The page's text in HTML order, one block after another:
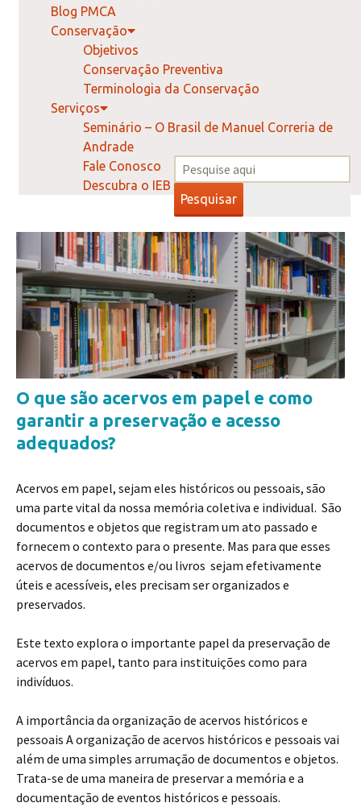
Blog PMCA
Conservação
Objetivos
Conservação Preventiva
Terminologia da Conservação
Serviços
Seminário – O Brasil de Manuel Correria de
Andrade
Fale Conosco
Descubra o IEB
Pesquisar
O que são acervos em papel e como
garantir a preservação e acesso
adequados?
Acervos em papel, sejam eles históricos ou pessoais, são
uma parte vital da nossa memória coletiva e individual. São
documentos e objetos que registram um ato passado e
fornecem o contexto para o presente. Mas para que esses
acervos de documentos e/ou livros sejam efetivamente
úteis e acessíveis, eles precisam ser organizados e
preservados.
Este texto explora o importante papel da preservação de
acervos em papel, tanto para instituições como para
indivíduos.
A importância da organização de acervos históricos e
pessoais A organização de acervos históricos e pessoais vai
além de uma simples arrumação de documentos e objetos.
Trata-se de uma maneira de preservar a memória e a
documentação de eventos históricos e pessoais.